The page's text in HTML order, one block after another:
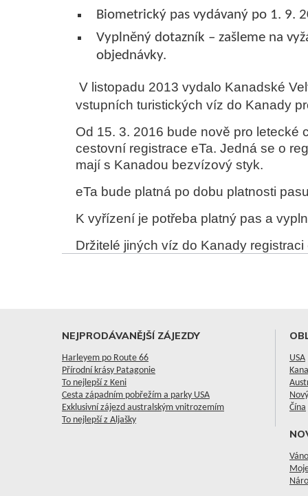
Biometrický pas vydávaný po 1. 9.
Vyplněný dotazník – zašleme na
objednávky.
V listopadu 2013 vydalo Kanadské
vstupních turistických víz do Kanady
Od 15. 3. 2016 bude nově pro letecké
cestovní registrace eTa. Jedná se o
mají s Kanadou bezvízový styk.
eTa bude platná po dobu platnosti
K vyřízení je potřeba platný pas a
Držitelé jiných víz do Kanady
NEJPRODÁVANĚJŠÍ ZÁJEZDY
Harleyem po Route 66
Přírodní krásy Patagonie
To nejlepší z Keni
Cesta západním pobřežím a parky USA
Exklusivní zájezd australským vnitrozemím
To nejlepší z Aljašky
USA
Čína